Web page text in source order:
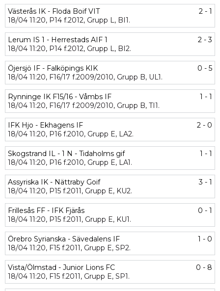
Västerås IK - Floda Boif VIT
2 - 1
18/04 11:20, P14 f.2012, Grupp L, BI1.
Lerum IS 1 - Herrestads AIF 1
2 - 3
18/04 11:20, P14 f.2012, Grupp L, BI2.
Öjersjö IF - Falköpings KIK
0 - 5
18/04 11:20, F16/17 f.2009/2010, Grupp B, UL1.
Rynninge IK F15/16 - Våmbs IF
1 - 1
18/04 11:20, F16/17 f.2009/2010, Grupp B, TI1.
IFK Hjo - Ekhagens IF
2 - 0
18/04 11:20, P16 f.2010, Grupp E, LA2.
Skogstrand IL - 1 N - Tidaholms gif
1 - 1
18/04 11:20, P16 f.2010, Grupp E, LA1.
Assyriska IK - Nättraby Goif
3 - 1
18/04 11:20, P15 f.2011, Grupp E, KU2.
Frillesås FF - IFK Fjärås
0 - 1
18/04 11:20, P15 f.2011, Grupp E, KU1.
Örebro Syrianska - Sävedalens IF
1 - 0
18/04 11:20, F15 f.2011, Grupp E, SP2.
Vista/Ölmstad - Junior Lions FC
0 - 8
18/04 11:20, F15 f.2011, Grupp E, SP1.